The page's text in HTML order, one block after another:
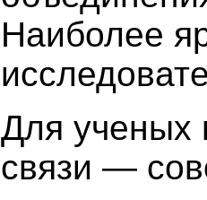
Наиболее
Для ученых
связи —